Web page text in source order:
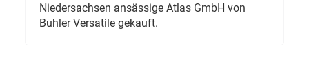
Niedersachsen ansässige Atlas GmbH von
Buhler Versatile gekauft.